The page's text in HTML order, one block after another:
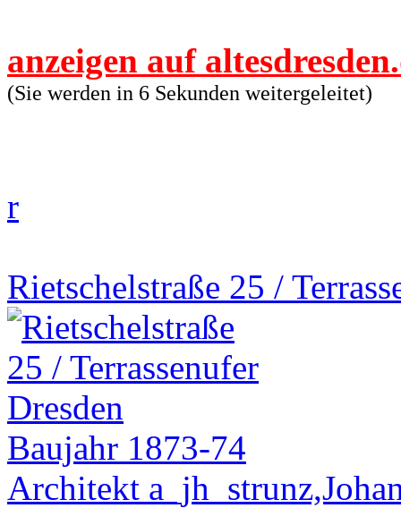
anzeigen auf
(Sie werden in 6 Sekunden weitergeleitet)
r
Rietschelstraße 25 /
Baujahr 1873-74
Architekt